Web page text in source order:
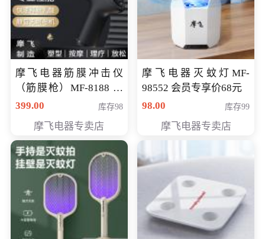
摩飞电器筋膜冲击仪
（筋膜枪）MF-8188 会
员专享价268元
399.00 库存98
摩飞电器专卖店
摩飞电器灭蚊灯MF-
98552 会员专享价68元
98.00
库存99
摩飞电器专卖店